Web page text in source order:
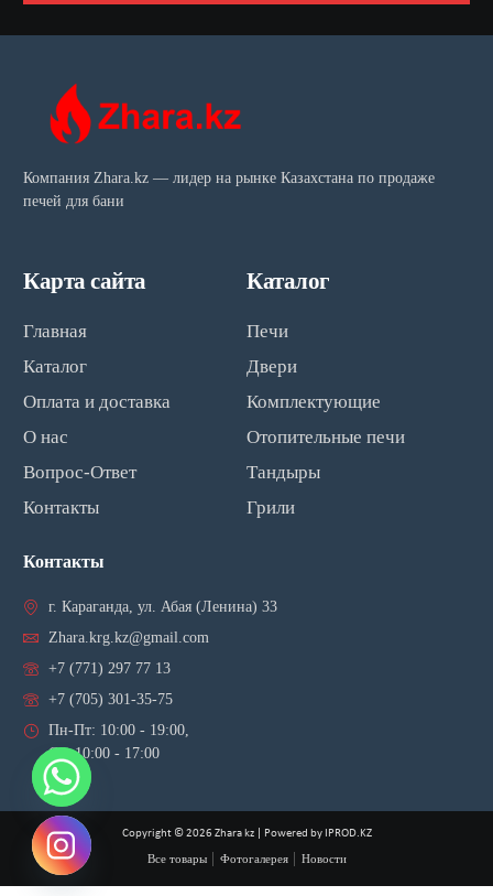
Компания Zhara.kz — лидер на рынке Казахстана по продаже
печей для бани
Карта сайта
Главная
Каталог
Оплата и доставка
О нас
Вопрос-Ответ
Контакты
Каталог
Печи
Двери
Комплектующие
Отопительные печи
Тандыры
Грили
Контакты
г. Караганда, ул. Абая (Ленина) 33
Zhara.krg.kz@gmail.com
+7 (771) 297 77 13
+7 (705) 301-35-75
Пн-Пт: 10:00 - 19:00,
Сб: 10:00 - 17:00
Copyright © 2026 Zhara kz | Powered by IPROD.KZ
Все товары Фотогалерея Новости